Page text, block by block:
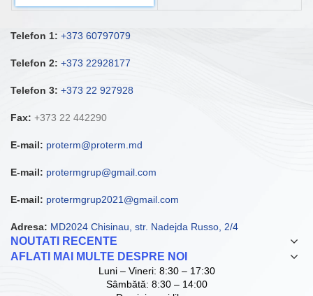
Telefon 1: +373 60797079
Telefon 2: +373 22928177
Telefon 3: +373 22 927928
Fax: +373 22 442290
E-mail: proterm@proterm.md
E-mail: protermgrup@gmail.com
E-mail: protermgrup2021@gmail.com
Adresa: MD2024 Chisinau, str. Nadejda Russo, 2/4
NOUTATI RECENTE
AFLATI MAI MULTE DESPRE NOI
Luni – Vineri: 8:30 – 17:30
Sâmbătă: 8:30 – 14:00